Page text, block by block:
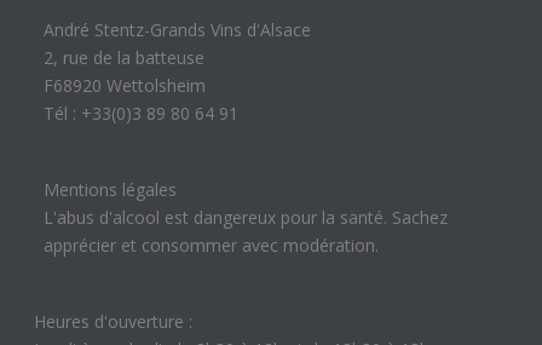
André Stentz-Grands Vins d'Alsace
2, rue de la batteuse
F68920 Wettolsheim
Tél : +33(0)3 89 80 64 91
Mentions légales
L'abus d'alcool est dangereux pour la santé. Sachez
apprécier et consommer avec modération.
Heures d'ouverture :